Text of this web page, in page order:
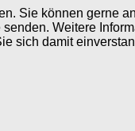
Sie können gerne
Weitere
sich damit